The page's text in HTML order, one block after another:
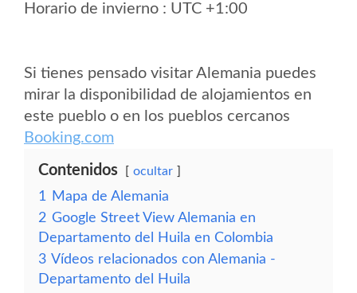
Horario de invierno : UTC +1:00
Si tienes pensado visitar Alemania puedes
mirar la disponibilidad de alojamientos en
este pueblo o en los pueblos cercanos
Booking.com
Contenidos ocultar
1
Mapa de Alemania
2 Google Street View Alemania en
Departamento del Huila en Colombia
3 Vídeos relacionados con Alemania -
Departamento del Huila